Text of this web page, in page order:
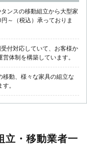
ンスの移動組立から大型家
～（税込）承っておりま
付対応していて、お客様か
体制を構築しています。
移動、様々な家具の組立な
。
立・移動業者一